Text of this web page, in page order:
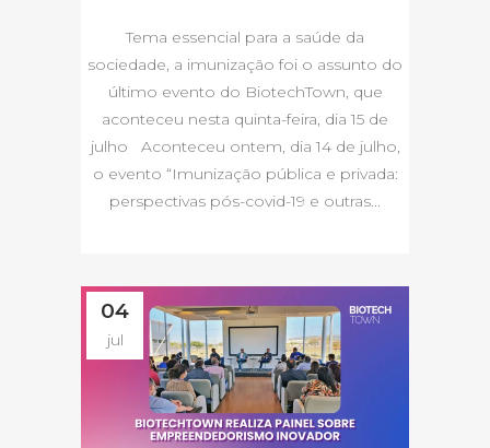
Tema essencial para a saúde da
sociedade, a imunização foi o assunto do
último evento do BiotechTown, que
aconteceu nesta quinta-feira, dia 15 de
julho Aconteceu ontem, dia 14 de julho,
o evento “Imunização pública e privada:
perspectivas pós-covid-19 e outras...
04
jul